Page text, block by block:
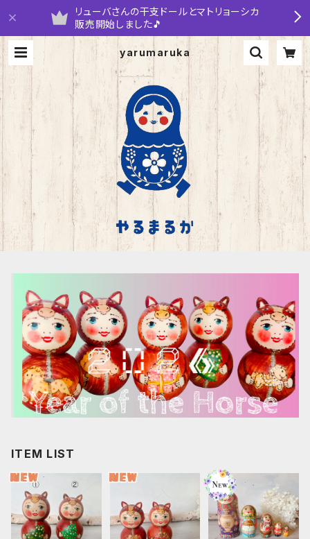
リューバさんの干支ドールとマトリョーシカ
販売開始しました🎵
yarumaruka
ITEM LIST